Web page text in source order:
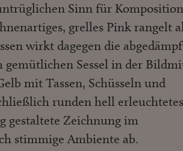
Sinn für
grelles Pink rangelt
wirkt dagegen die
gemütlichen Sessel in der
mit Tassen, Schüsseln und
runden hell erleuchtetes
gestaltete Zeichnung im
stimmige Ambiente ab.